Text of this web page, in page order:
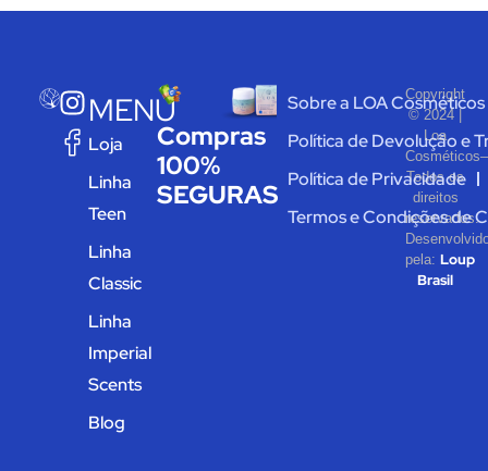
MENU
Loja
Linha
Teen
Linha
Classic
Linha
Imperial
Scents
Blog
Compras
100%
SEGURAS
Sobre a LOA Cosméticos
Política de Devolução e
Política de Privacidade
Termos e Condições de
Copyright
© 2024 |
Loa
Cosméticos–
Todos os
direitos
reservados.
pela:Loup
Brasil